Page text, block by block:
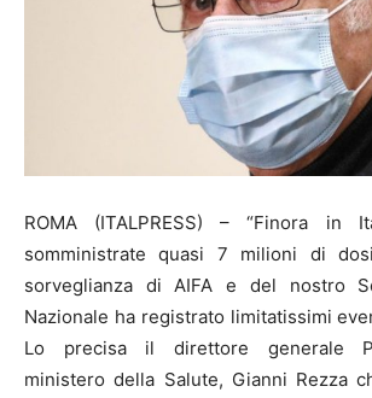
ROMA (ITALPRESS) – “Finora in
somministrate quasi 7 milioni di
sorveglianza di AIFA e del nostro
Nazionale ha registrato limitatissimi
Lo precisa il direttore generale
ministero della Salute, Gianni Rezza